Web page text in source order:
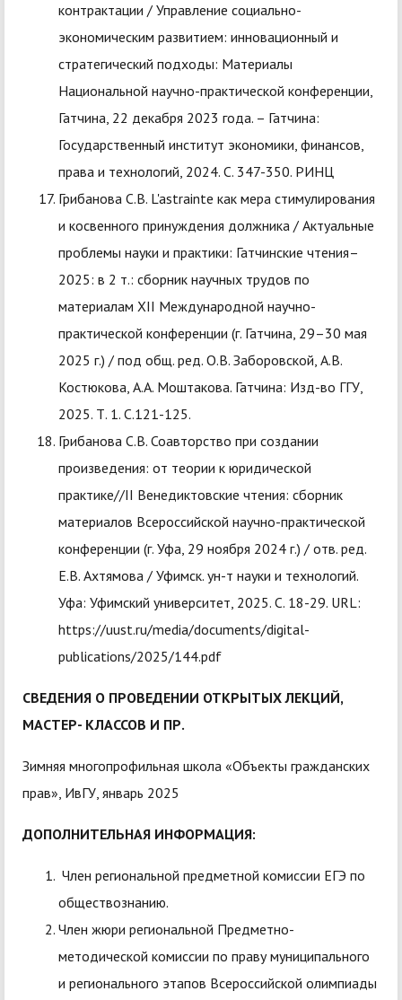
контрактации / Управление социально-
экономическим развитием: инновационный и
стратегический подходы: Материалы
Национальной научно-практической конференции,
Гатчина, 22 декабря 2023 года. – Гатчина:
Государственный институт экономики, финансов,
права и технологий, 2024. С. 347-350. РИНЦ
Грибанова С.В. L'astrainte как мера стимулирования
и косвенного принуждения должника / Актуальные
проблемы науки и практики: Гатчинские чтения–
2025: в 2 т.: сборник научных трудов по
материалам ХII Международной научно-
практической конференции (г. Гатчина, 29–30 мая
2025 г.) / под общ. ред. О.В. Заборовской, А.В.
Костюкова, А.А. Моштакова. Гатчина: Изд-во ГГУ,
2025. Т. 1. С.121-125.
Грибанова С.В. Соавторство при создании
произведения: от теории к юридической
практике//II Венедиктовские чтения: сборник
материалов Всероссийской научно-практической
конференции (г. Уфа, 29 ноября 2024 г.) / отв. ред.
Е.В. Ахтямова / Уфимск. ун-т науки и технологий.
Уфа: Уфимский университет, 2025. С. 18-29. URL:
https://uust.ru/media/documents/digital-
publications/2025/144.pdf
СВЕДЕНИЯ О ПРОВЕДЕНИИ ОТКРЫТЫХ ЛЕКЦИЙ,
МАСТЕР- КЛАССОВ И ПР.
Зимняя многопрофильная школа «Объекты гражданских
прав», ИвГУ, январь 2025
ДОПОЛНИТЕЛЬНАЯ ИНФОРМАЦИЯ:
Член региональной предметной комиссии ЕГЭ по
обществознанию.
Член жюри региональной Предметно-
методической комиссии по праву муниципального
и регионального этапов Всероссийской олимпиады